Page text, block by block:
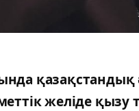
қазақстандық
желіде